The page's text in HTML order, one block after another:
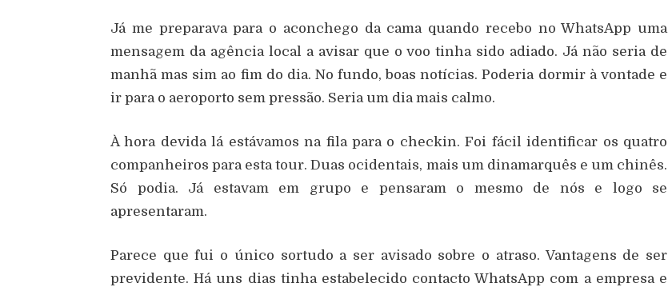
Já me preparava para o aconchego da cama quando recebo no WhatsApp uma
mensagem da agência local a avisar que o voo tinha sido adiado. Já não seria de
manhã mas sim ao fim do dia. No fundo, boas notícias. Poderia dormir à vontade e
ir para o aeroporto sem pressão. Seria um dia mais calmo.
À hora devida lá estávamos na fila para o checkin. Foi fácil identificar os quatro
companheiros para esta tour. Duas ocidentais, mais um dinamarquês e um chinês.
Só podia. Já estavam em grupo e pensaram o mesmo de nós e logo se
apresentaram.
Parece que fui o único sortudo a ser avisado sobre o atraso. Vantagens de ser
previdente. Há uns dias tinha estabelecido contacto WhatsApp com a empresa e